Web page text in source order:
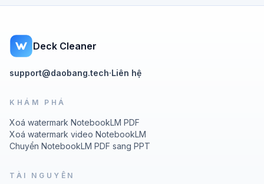
Deck Cleaner
support@daobang.tech·Liên hệ
KHÁM PHÁ
Xoá watermark NotebookLM PDF
Xoá watermark video NotebookLM
Chuyển NotebookLM PDF sang PPT
TÀI NGUYÊN